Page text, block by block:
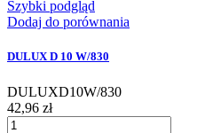
Szybki podgląd
Dodaj do porównania
DULUX D 10 W/830
DULUXD10W/830
42,96 zł